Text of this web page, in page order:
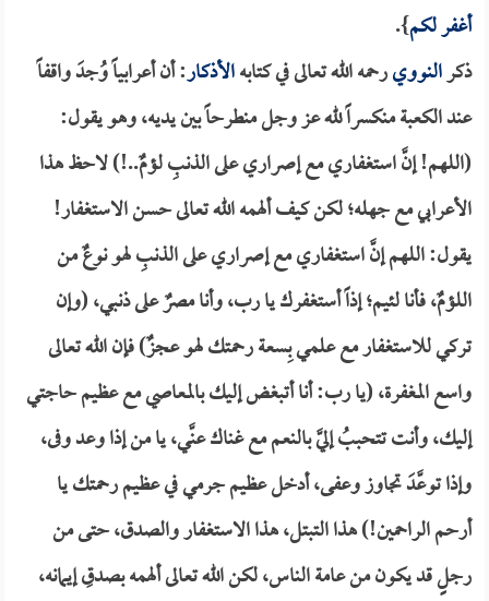
أغفر لكم}.
ذكرالنوويرحمه الله تعالى في كتابهالأذكار: أن أعرابياً وُجدَ واقفاً
عند الكعبة منكسراً لله عز وجل منطرحاً بين يديه، وهو يقول:
(اللهم! إنَّ استغفاري مع إصراري على الذنبِ لؤمٌ..!) لاحظ هذا
الأعرابي مع جهله؛ لكن كيف ألهمه الله تعالى حسن الاستغفار!
يقول: اللهم إنَّ استغفاري مع إصراري على الذنبِ لهو نوعٌ من
اللؤمٌ، فأنا لئيم؛ إذاً أستغفرك يا رب، وأنا مصرٌ على ذنبي، (وإن
تركي للاستغفار مع علمي بِسعة رحمتك لهو عجزٌ) فإن الله تعالى
واسع المغفرة، (يا رب: أنا أتبغض إليك بالمعاصي مع عظيم حاجتي
إليك، وأنت تتحببُ إليَّ بالنعم مع غناك عنَّي، يا من إذا وعد وفى،
وإذا توعَّدَ تجاوز وعفى، أدخل عظيم جرمي في عظيم رحمتك يا
أرحم الراحمين!) هذا التبتل، هذا الاستغفار والصدق، حتى من
رجلٍ قد يكون من عامة الناس، لكن الله تعالى ألهمه بصدقِ إيمانه،